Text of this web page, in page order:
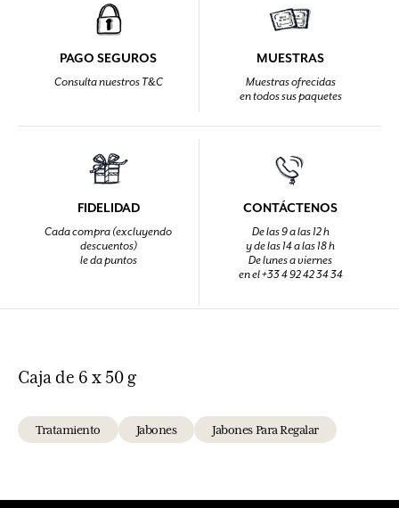
PAGO SEGUROS
Consulta nuestros T&C
MUESTRAS
Muestras ofrecidas
en todos sus paquetes
FIDELIDAD
Cada compra (excluyendo
descuentos)
le da puntos
CONTÁCTENOS
De las 9 a las 12 h
y de las 14 a las 18 h
De lunes a viernes
en el +33 4 92 42 34 34
Caja de 6 x 50 g
Tratamiento Jabones Jabones Para Regalar